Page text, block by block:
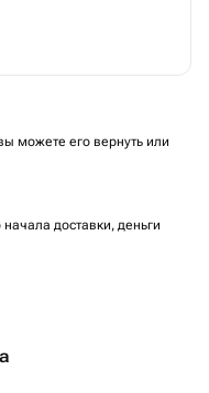
можете его вернуть или
доставки, деньги